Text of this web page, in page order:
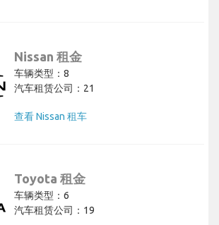
Nissan 租金
车辆类型：8
汽车租赁公司：21
查看 Nissan 租车
Toyota 租金
车辆类型：6
汽车租赁公司：19